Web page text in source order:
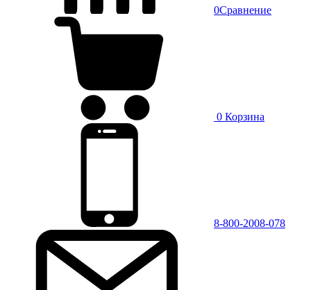
0Сравнение
0 Корзина
8-800-2008-078